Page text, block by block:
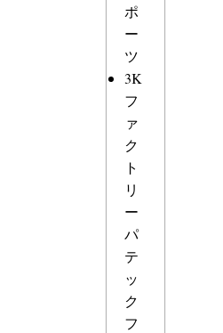
ポ
ー
ツ
3K
フ
ァ
ク
ト
リ
ー
パ
テ
ッ
ク
フ